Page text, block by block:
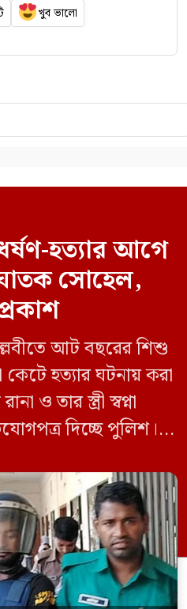
খুব ভালো
হত্যার আগে
সোহেল,
আট বছরের শিশু
কেটে হত্যার ঘটনায় করা
ও তার স্ত্রী স্বপ্না
দিচ্ছে পুলিশ।
(২৪ মে) সকালে
থানার উপ-
তথ্য নিছিত করেন।